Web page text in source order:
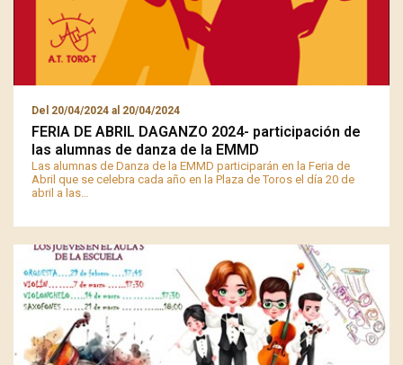
Del 20/04/2024 al 20/04/2024
FERIA DE ABRIL DAGANZO 2024- participación de
las alumnas de danza de la EMMD
Las alumnas de Danza de la EMMD participarán en la Feria de
Abril que se celebra cada año en la Plaza de Toros el día 20 de
abril a las…